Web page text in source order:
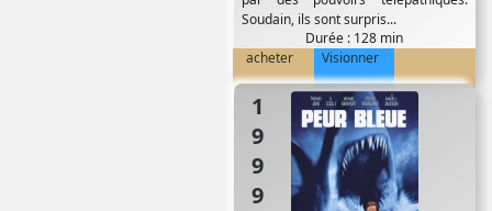
John Moore,Mike Holekamp,
Morgan Freeman,Reese
Thompson,Shauna Kain,T J Riley,
Thomas Jane,Timothy Olyphant
Tom Sizemore,Ty Olsson
Soudain, ils sont surpris...
Durée : 128 min
acheter
Visionner
1999